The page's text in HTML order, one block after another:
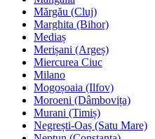
Mărgău (Cluj)
Marghita (Bihor)
Mediaș
Merișani (Argeș)
Miercurea Ciuc
Milano
Mogoșoaia (Ilfov)
Moroeni (Dâmbovița)
Murani (Timiș)
Negrești-Oaș (Satu Mare)